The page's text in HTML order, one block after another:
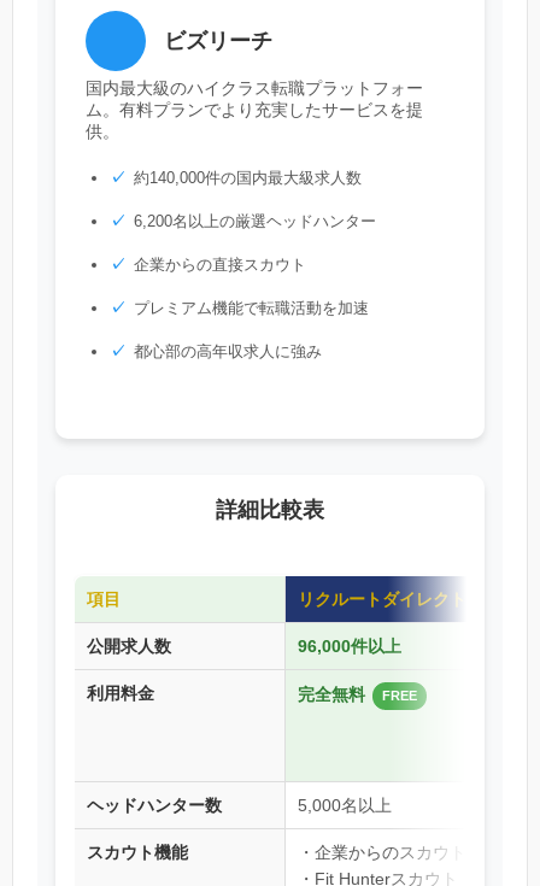
ビズリーチ
国内最大級のハイクラス転職プラットフォー
ム。有料プランでより充実したサービスを提
供。
約140,000件の国内最大級求人数
6,200名以上の厳選ヘッドハンター
企業からの直接スカウト
プレミアム機能で転職活動を加速
都心部の高年収求人に強み
詳細比較表
項目 リクルートダイレクトスカウト
公開求人数 96,000件以上
利用料金 完全無料 FREE
ヘッドハンター数 5,000名以上
スカウト機能
・企業からのスカウト
・Fit Hunterスカウト